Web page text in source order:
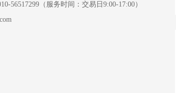
56517299（服务时间：交易日9:00-17:00）